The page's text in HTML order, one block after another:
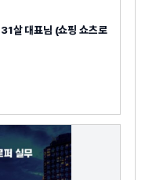
살 대표님 (쇼핑 쇼츠로